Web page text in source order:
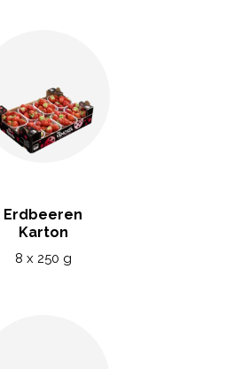
Erdbeeren
Karton
8 x 250 g